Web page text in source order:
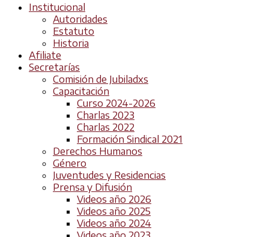
Institucional
Autoridades
Estatuto
Historia
Afiliate
Secretarías
Comisión de Jubiladxs
Capacitación
Curso 2024-2026
Charlas 2023
Charlas 2022
Formación Sindical 2021
Derechos Humanos
Género
Juventudes y Residencias
Prensa y Difusión
Videos año 2026
Videos año 2025
Videos año 2024